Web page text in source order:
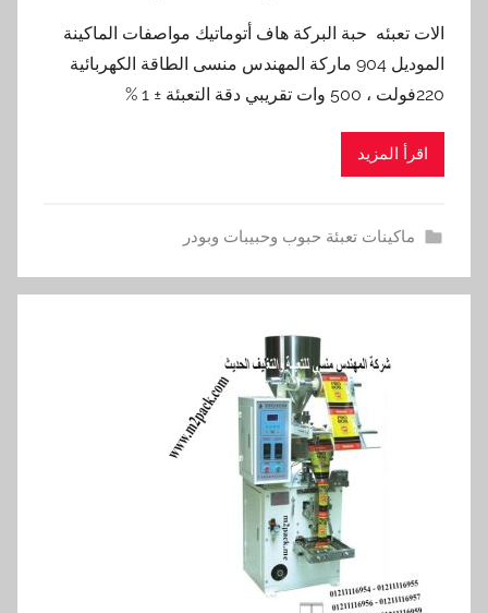
الات تعبئه حبة البركة هاف أتوماتيك مواصفات الماكينة
الموديل 904 ماركة المهندس منسى الطاقة الكهربائية
220فولت ، 500 وات تقريبي دقة التعبئة ± 1 %
اقرأ المزيد
ماكينات تعبئة حبوب وحبيبات وبودر